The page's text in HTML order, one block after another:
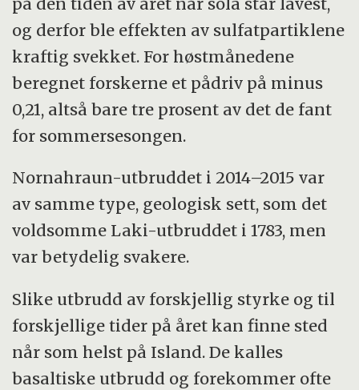
og derfor ble effekten av sulfatpartiklene
kraftig svekket. For høstmånedene
beregnet forskerne et pådriv på minus
0,21, altså bare tre prosent av det de fant
for sommersesongen.
Nornahraun-utbruddet i 2014–2015 var
av samme type, geologisk sett, som det
voldsomme Laki-utbruddet i 1783, men
var betydelig svakere.
Slike utbrudd av forskjellig styrke og til
forskjellige tider på året kan finne sted
når som helst på Island. De kalles
basaltiske utbrudd og forekommer ofte